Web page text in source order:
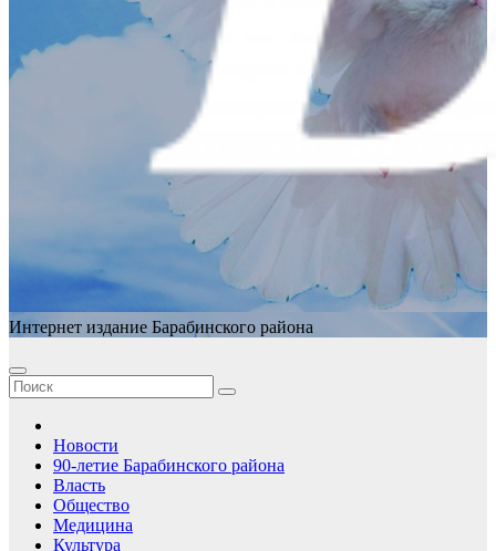
Интернет издание Барабинского района
Новости
90-летие Барабинского района
Власть
Общество
Медицина
Культура